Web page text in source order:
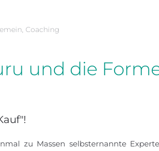
, Coaching
und die
zu Massen selbsternannte